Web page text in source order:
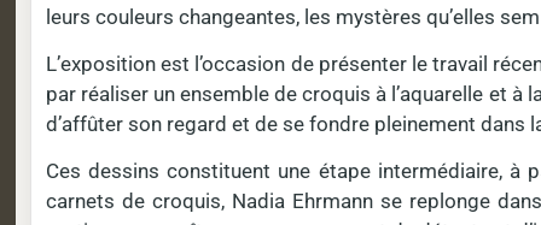
leurs couleurs changeantes, les mystères qu’elles
L’exposition est l’occasion de présenter le travail
par réaliser un ensemble de croquis à l’aquarelle et
d’affûter son regard et de se fondre pleinement
Ces dessins constituent une étape intermédiaire, à
carnets de croquis, Nadia Ehrmann se replonge